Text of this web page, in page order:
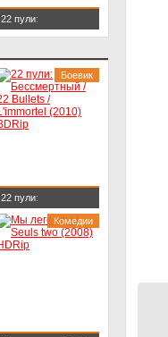
22 пули:
(2010) BDRip
22 пули:
Бессмертный / 22
Bullets / L'immortel
Боевик
Комедии